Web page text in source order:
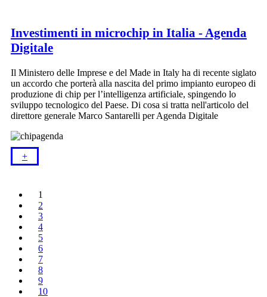
Investimenti in microchip in Italia - Agenda
Digitale
Il Ministero delle Imprese e del Made in Italy ha di recente siglato
un accordo che porterà alla nascita del primo impianto europeo di
produzione di chip per l’intelligenza artificiale, spingendo lo
sviluppo tecnologico del Paese. Di cosa si tratta nell'articolo del
direttore generale Marco Santarelli per Agenda Digitale
+​
1
2
3
4
5
6
7
8
9
10